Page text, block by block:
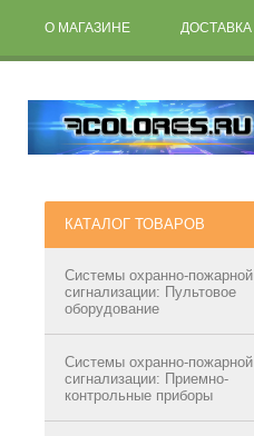
О МАГАЗИНЕ ДОСТАВКА
КАТАЛОГ ТОВАРОВ
Системы охранно-пожарной
сигнализации: Пультовое
оборудование
Системы охранно-пожарной
сигнализации: Приемно-
контрольные приборы